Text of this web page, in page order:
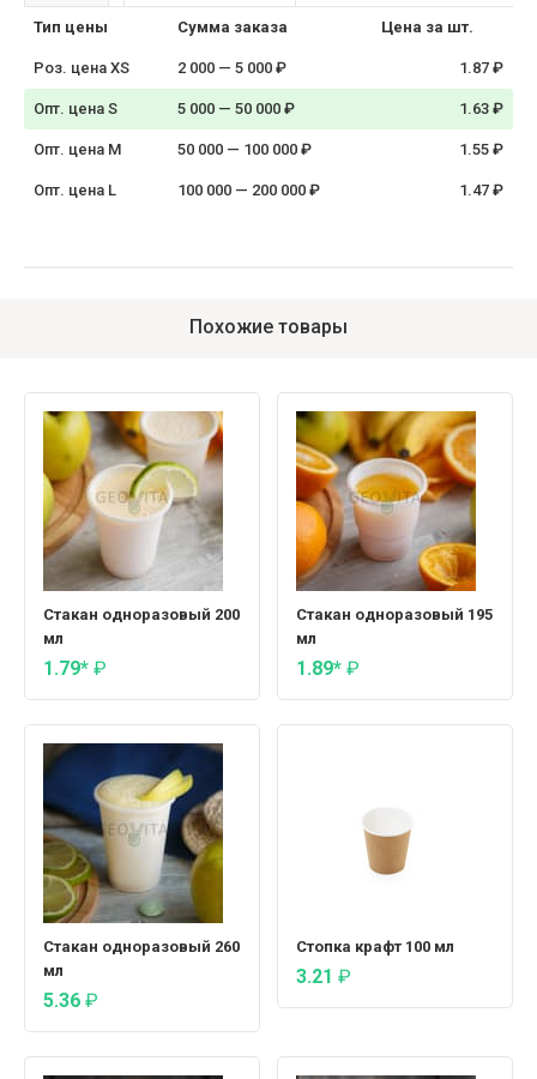
Тип цены Сумма заказа Цена за шт.
Роз. цена XS 2 000 — 5 000 ₽ 1.87 ₽
Опт. цена S 5 000 — 50 000 ₽ 1.63 ₽
Опт. цена M 50 000 — 100 000 ₽ 1.55 ₽
Опт. цена L 100 000 — 200 000 ₽ 1.47 ₽
Похожие товары
Стакан одноразовый 200
мл
1.79* ₽
Стакан одноразовый 195
мл
1.89* ₽
Стакан одноразовый 260
мл
5.36 ₽
Стопка крафт 100 мл
3.21 ₽